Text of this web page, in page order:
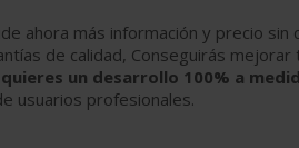
ahora más información y precio
de calidad, Conseguirás
un desarrollo 100% a
usuarios profesionales.